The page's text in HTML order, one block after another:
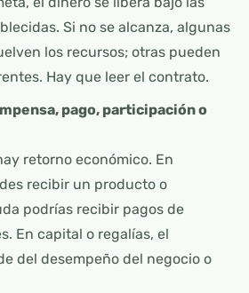
Si no se alcanza, algunas
los recursos; otras pueden
Hay que leer el contrato.
pago, participación o
retorno económico. En
recibir un producto o
podrías recibir pagos de
En capital o regalías, el
del desempeño del negocio o